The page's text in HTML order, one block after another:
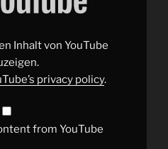
Inhalt von YouTube
privacy policy.
from YouTube